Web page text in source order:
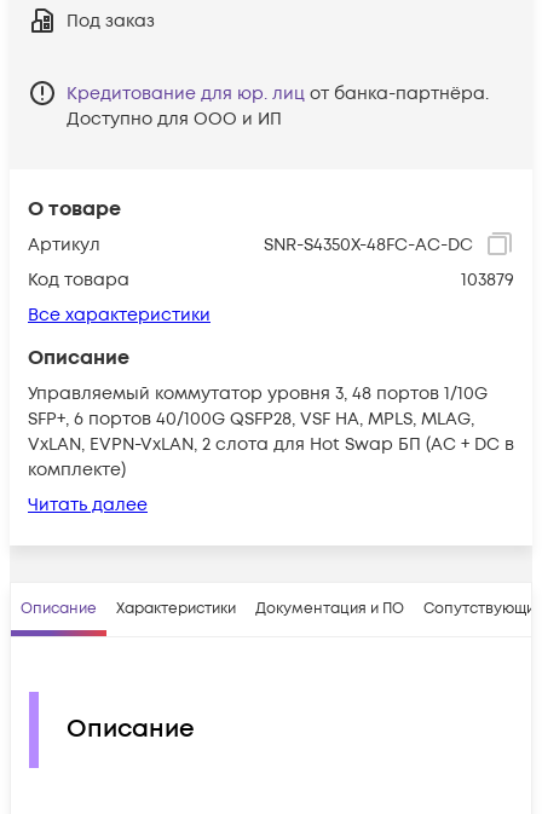
О товаре
Артикул
SNR-S4350X-48FC-AC-DC
Код товара
103879
Все характеристики
Описание
Управляемый коммутатор уровня 3, 48 портов 1/10G
SFP+, 6 портов 40/100G QSFP28, VSF HA, MPLS, MLAG,
VxLAN, EVPN-VxLAN, 2 слота для Hot Swap БП (AC + DC в
комплекте)
Читать далее
Под заказ
Кредитование для юр. лиц от банка-партнёра.
Доступно для ООО и ИП
Описание Характеристики Документация и ПО
Описание